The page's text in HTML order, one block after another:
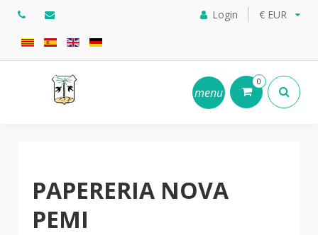
Login € EUR
menu
0
PAPERERIA NOVA
PEMI